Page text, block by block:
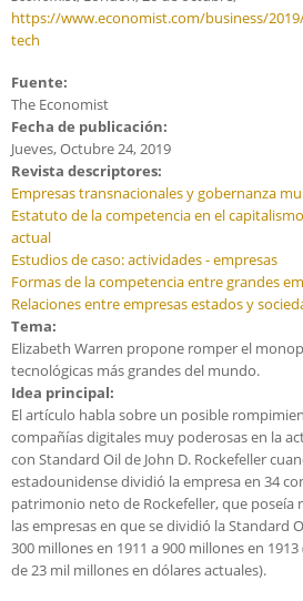
https://www.economist.com/business/
tech
Fuente:
The Economist
Fecha de publicación:
Jueves, Octubre 24, 2019
Revista descriptores:
Empresas transnacionales y gobernanza
Estatuto de la competencia en el
actual
Estudios de caso: actividades - empresas
Formas de la competencia entre grandes
Relaciones entre empresas estados y
Tema:
Elizabeth Warren propone romper el
tecnológicas más grandes del mundo.
Idea principal:
El artículo habla sobre un posible
compañías digitales muy poderosas en la
con Standard Oil de John D. Rockefeller
estadounidense dividió la empresa en 34
patrimonio neto de Rockefeller, que poseía
las empresas en que se dividió la Standard
300 millones en 1911 a 900 millones en
de 23 mil millones en dólares actuales).